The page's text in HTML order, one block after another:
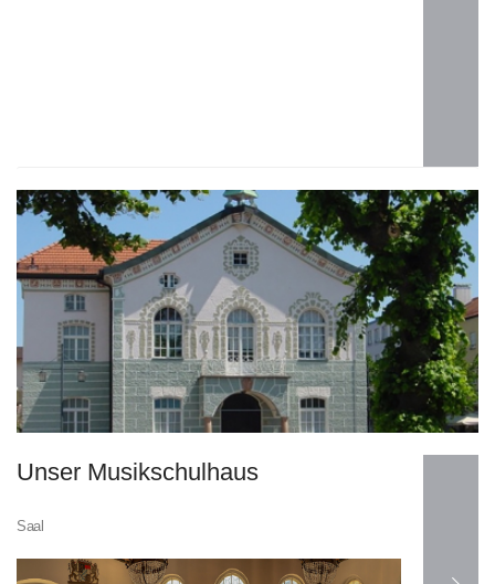
Unser Musikschulhaus
Saal